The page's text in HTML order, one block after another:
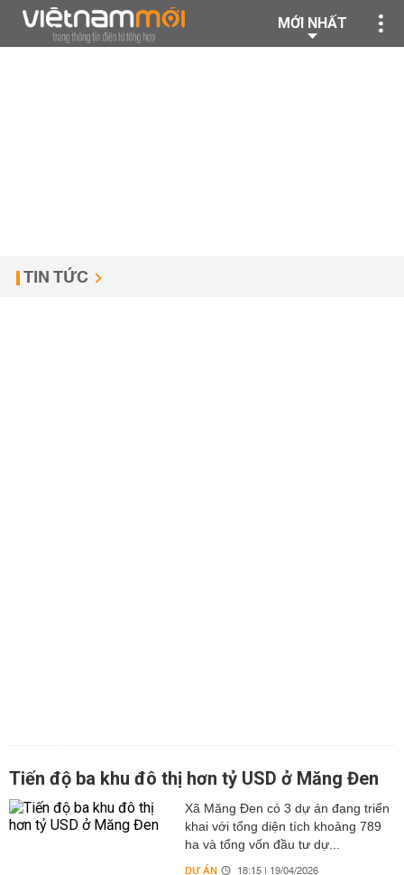
MỚI NHẤT
TIN TỨC
Tiến độ ba khu đô thị hơn tỷ USD ở Măng Đen
Xã Măng Đen có 3 dự án đang triển
khai với tổng diện tích khoảng 789
ha và tổng vốn đầu tư dự...
DỰ ÁN 18:15 | 19/04/2026